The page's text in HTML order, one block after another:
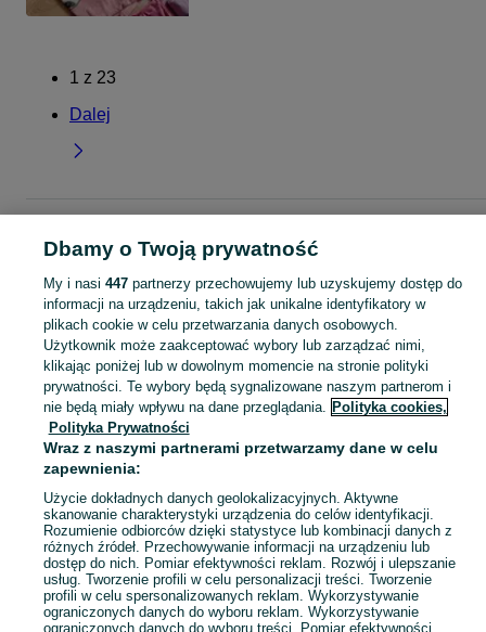
1 z 23
Dalej
shirty
T-shirty - Mazowieckie T-shirty - Siedlce
KATEGORIA
garnitur dla dziewczynki spodnie dzwony dla dziewczynki , strój Zobacz
Mapa kategorii
Mapa miejscowości
Mapa ministron
Popularne wyszukiwania
Dbamy o Twoją prywatność
My i nasi 447partnerzy przechowujemy lub uzyskujemy dostęp do
informacji na urządzeniu, takich jak unikalne identyfikatory w
plikach cookie w celu przetwarzania danych osobowych.
Użytkownik może zaakceptować wybory lub zarządzać nimi,
klikając poniżej lub w dowolnym momencie na stronie polityki
prywatności. Te wybory będą sygnalizowane naszym partnerom i
nie będą miały wpływu na dane przeglądania. Polityka cookies,
Polityka Prywatności
Wraz z naszymi partnerami przetwarzamy dane w celu
zapewnienia:
Użycie dokładnych danych geolokalizacyjnych. Aktywne
skanowanie charakterystyki urządzenia do celów identyfikacji.
Rozumienie odbiorców dzięki statystyce lub kombinacji danych z
różnych źródeł. Przechowywanie informacji na urządzeniu lub
dostęp do nich. Pomiar efektywności reklam. Rozwój i ulepszanie
usług. Tworzenie profili w celu personalizacji treści. Tworzenie
profili w celu spersonalizowanych reklam. Wykorzystywanie
ograniczonych danych do wyboru reklam. Wykorzystywanie
ograniczonych danych do wyboru treści. Pomiar efektywności